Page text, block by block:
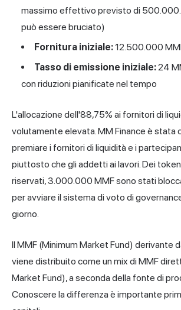
massimo effettivo previsto di
può essere bruciato)
Fornitura iniziale:12.500.000
Tasso di emissione iniziale:24
con riduzioni pianificate nel tempo
L'allocazione dell'88,75% ai fornitori di
volutamente elevata. MM Finance è stata
premiare i fornitori di liquidità e i
piuttosto che gli addetti ai lavori. Dei
riservati, 3.000.000 MMF sono stati
per avviare il sistema di voto di
giorno.
Il MMF (Minimum Market Fund) derivante
viene distribuito come un mix di MMF
Market Fund), a seconda della fonte di
Conoscere la differenza è importante